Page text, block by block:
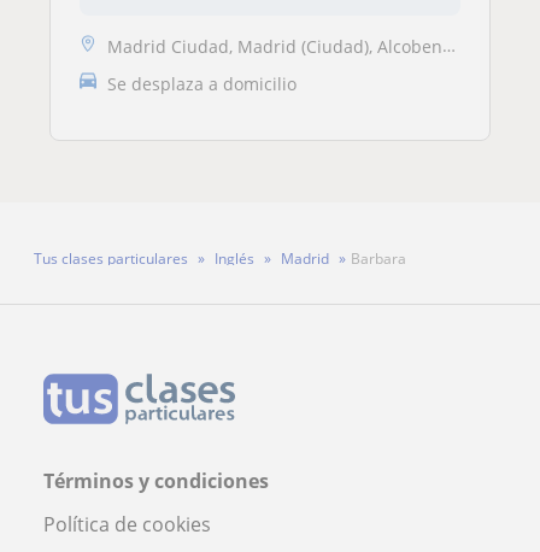
Madrid Ciudad, Madrid (Ciudad), Alcobendas, San Sebastián de los Reyes...
Se desplaza a domicilio
Tus clases particulares Inglés Madrid Barbara
Términos y condiciones
Política de cookies